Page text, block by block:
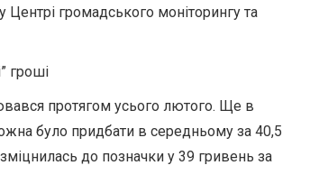
Центрі громадського моніторингу та
гроші
протягом усього лютого. Ще в
було придбати в середньому за 40,5
до позначки у 39 гривень за